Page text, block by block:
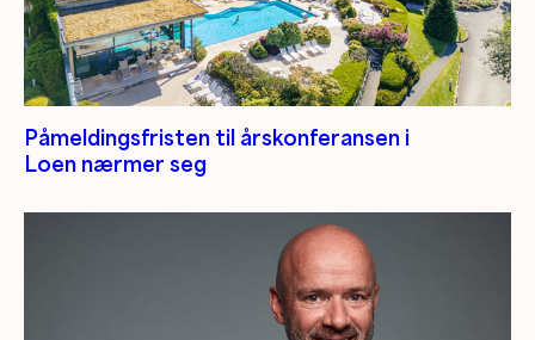
Påmeldingsfristen til årskonferansen i
Loen nærmer seg